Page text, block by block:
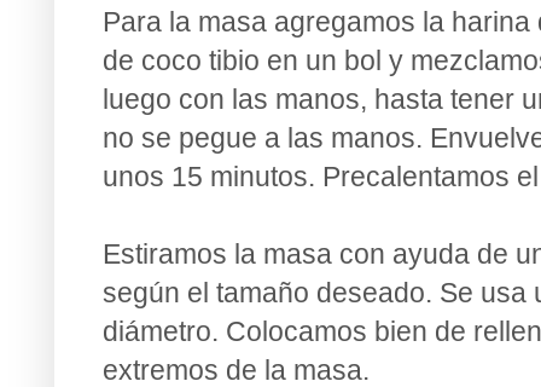
Para la masa agregamos la
de coco tibio en un bol y
luego con las manos, hasta tener
no se pegue a las manos.
unos 15 minutos. Precalentamos
Estiramos la masa con ayuda de
según el tamaño deseado. Se usa
diámetro. Colocamos bien de
extremos de la masa.